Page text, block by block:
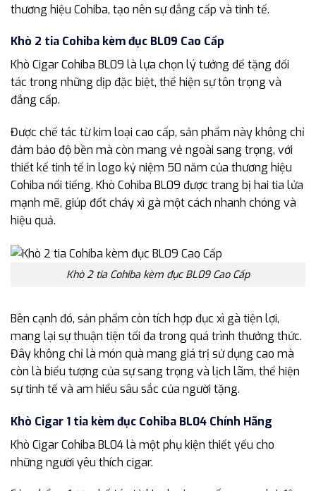
thương hiệu Cohiba, tạo nên sự đẳng cấp và tinh tế.
Khò 2 tia Cohiba kèm đục BL09 Cao Cấp
Khò Cigar Cohiba BL09 là lựa chọn lý tưởng để tặng đối
tác trong những dịp đặc biệt, thể hiện sự tôn trọng và
đẳng cấp.
Được chế tác từ kim loại cao cấp, sản phẩm này không chỉ
đảm bảo độ bền mà còn mang vẻ ngoài sang trọng, với
thiết kế tinh tế in logo kỷ niệm 50 năm của thương hiệu
Cohiba nổi tiếng. Khò Cohiba BL09 được trang bị hai tia lửa
mạnh mẽ, giúp đốt cháy xì gà một cách nhanh chóng và
hiệu quả.
Khò 2 tia Cohiba kèm đục BL09 Cao Cấp
Bên cạnh đó, sản phẩm còn tích hợp đục xì gà tiện lợi,
mang lại sự thuận tiện tối đa trong quá trình thưởng thức.
Đây không chỉ là món quà mang giá trị sử dụng cao mà
còn là biểu tượng của sự sang trọng và lịch lãm, thể hiện
sự tinh tế và am hiểu sâu sắc của người tặng.
Khò Cigar 1 tia kèm đục Cohiba BL04 Chính Hãng
Khò Cigar Cohiba BL04 là một phụ kiện thiết yếu cho
những người yêu thích cigar.